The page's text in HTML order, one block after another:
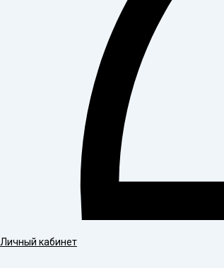
Личный кабинет